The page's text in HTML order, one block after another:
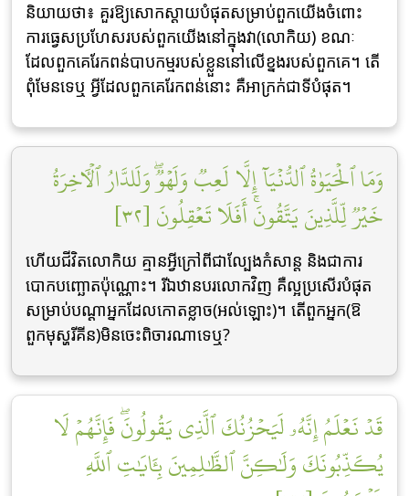
និយាយថា៖ គួរឱ្យសោកស្ដាយបំផុតសម្រាប់ពួកយើងចំពោះ
ការធេ្វសប្រហែសរបស់ពួកយើងនៅក្នុងវា(លោកិយ) ខណៈ
ដែលពួកគេរែកពន់បាបកម្មរបស់ខ្លួននៅលើខ្នងរបស់ពួកគេ។ តើ
ពុំមែនទេឬ អ្វីដែលពួកគេរែកពន់នោះ គឺអាក្រក់ជាទីបំផុត។
وَمَا ٱلۡحَيَوٰةُ ٱلدُّنۡيَآ إِلَّا لَعِبٞ وَلَهۡوٞۖ وَلَلدَّارُ ٱلۡأٓخِرَةُ
خَيۡرٞ لِّلَّذِينَ يَتَّقُونَۚ أَفَلَا تَعۡقِلُونَ [٣٢]
ហើយជីវិតលោកិយ គ្មានអ្វីក្រៅពីជាល្បែងកំសាន្ត និងជាការ
បោកបញ្ឆោតប៉ុណ្ណោះ។ រីឯឋានបរលោកវិញ គឺល្អប្រសើរបំផុត
សម្រាប់បណ្ដាអ្នកដែលកោតខ្លាច(អល់ឡោះ)។ តើពួកអ្នក(ឱ
ពួកមុស្ហរីគីន)មិនចេះពិចារណាទេឬ?
قَدۡ نَعۡلَمُ إِنَّهُۥ لَيَحۡزُنُكَ ٱلَّذِي يَقُولُونَۖ فَإِنَّهُمۡ لَا
يُكَذِّبُونَكَ وَلَٰكِنَّ ٱلظَّٰلِمِينَ بِـَٔايَٰتِ ٱللَّهِ